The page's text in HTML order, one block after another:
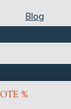
Blog
%